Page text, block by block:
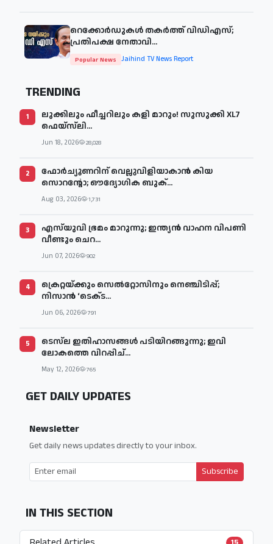
റെക്കോർഡുകൾ തകർത്ത് വിഡിഎസ്;
പ്രതിപക്ഷ നേതാവി...
Popular News Jaihind TV News Report
TRENDING
1
ലുക്കിലും ഫീച്ചറിലും കളി മാറും! സുസുക്കി XL7
ഫെയ്‌സ്‌ലി...
Jun 18, 2026 28,028
2
ഫോർച്യൂണറിന് വെല്ലുവിളിയാകാൻ കിയ
സൊറന്റോ; ഔദ്യോഗിക ബുക്...
Aug 03, 2026 1,731
3
എസ്‌യുവി ഭ്രമം മാറുന്നു; ഇന്ത്യൻ വാഹന വിപണി
വീണ്ടും ചെറ...
Jun 07, 2026 902
4
ക്രെറ്റയ്ക്കും സെൽറ്റോസിനും നെഞ്ചിടിപ്പ്;
നിസാൻ ‘ടെക്‌ട...
Jun 06, 2026 791
5
ടെസ്‌ല ഇതിഹാസങ്ങൾ പടിയിറങ്ങുന്നു; ഇവി
ലോകത്തെ വിറപ്പിച്...
May 12, 2026 765
GET DAILY UPDATES
Newsletter
Get daily news updates directly to your inbox.
Subscribe
IN THIS SECTION